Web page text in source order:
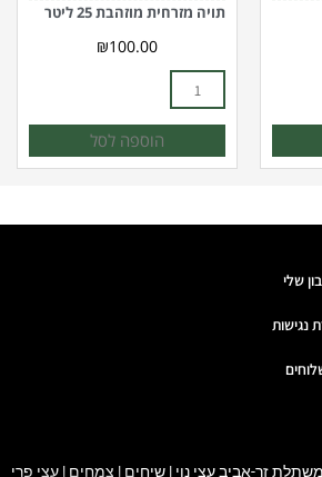
תויה מזרחית מוזהבת 25 ליטר
₪100.00
הוספה לסל
שלי
נגישות
כל הזכויות שמורות 2021 משתלת זר-אביב עצי נוי | שיחים | צמחים | עצי פרי